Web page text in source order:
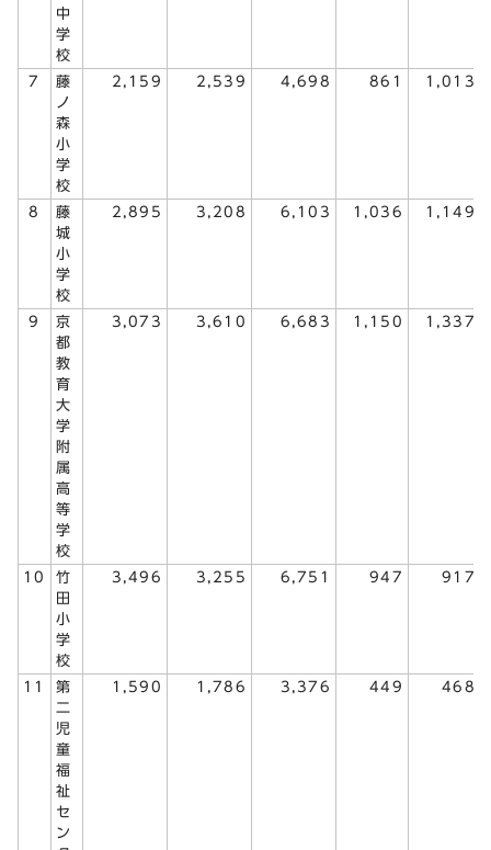
中
学
校
7
藤
ノ
森
小
学
校
2,159 2,539 4,698 861 1,013
8
藤
城
小
学
校
2,895 3,208 6,103 1,036 1,149
9
京
都
教
育
大
学
附
属
高
等
学
校
3,073 3,610 6,683 1,150 1,337
10
竹
田
小
学
校
3,496 3,255 6,751 947 917
11
第
二
児
童
福
祉
セ
ン
1,590 1,786 3,376 449 468